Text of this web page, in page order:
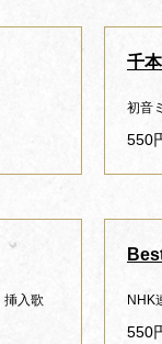
千
初音
550
挿入歌 NHK
550